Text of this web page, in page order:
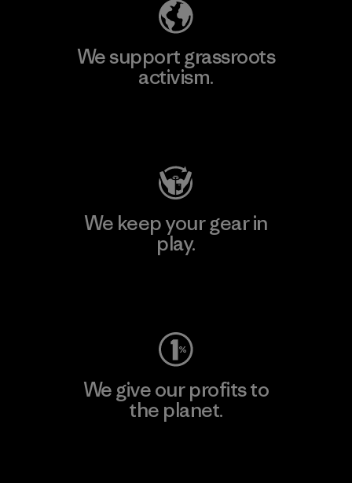
We support grassroots
activism.
We keep your gear in
play.
We give our profits to
the planet.